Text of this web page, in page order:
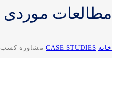
مطالعات موردی
خانه CASE STUDIES مشاوره کسب